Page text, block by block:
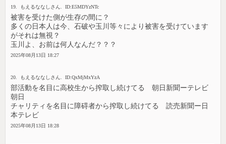
19. もえるななしさん. ID:E5MDYzNTc
被害を受けた側が生存の間に？
多くの日本人は今、石破や玉川等々により被害を受けています
がそれは無視？
玉川よ、お前は何人なんだ？？？
2025年08月13日 18:27
20. もえるななしさん. ID:QxMjMxYzA
部活動を名目に高校生から搾取し続けてる 朝日新聞ーテレビ
朝日
チャリティを名目に障碍者から搾取し続けてる 読売新聞ー日
本テレビ
2025年08月13日 18:28